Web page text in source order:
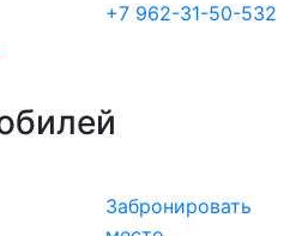
+7 962-31-50-532
Забронировать